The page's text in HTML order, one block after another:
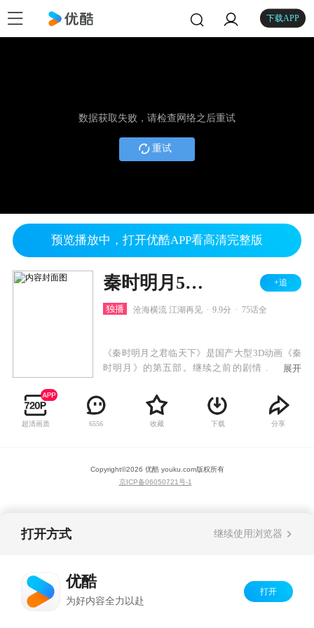
下载APP
数据获取失败，请检查网络之后重试
重试
预览播放中，打开优酷APP看高清完整版
秦时明月5君临天下 +追
独播 沧海横流 江湖再见 9.9分 75话全
《秦时明月之君临天下》是国产大型3D动画《秦
时明月》的第五部。继续之前的剧情，第五部
儒、蜃楼东渡……等一系列历史故事。
展开
超清画质 6556 收藏 下载 分享
Copyright©2026 优酷 youku.com版权所有
京ICP备06050721号-1
打开方式 继续使用浏览器
优酷
为好内容全力以赴
打开